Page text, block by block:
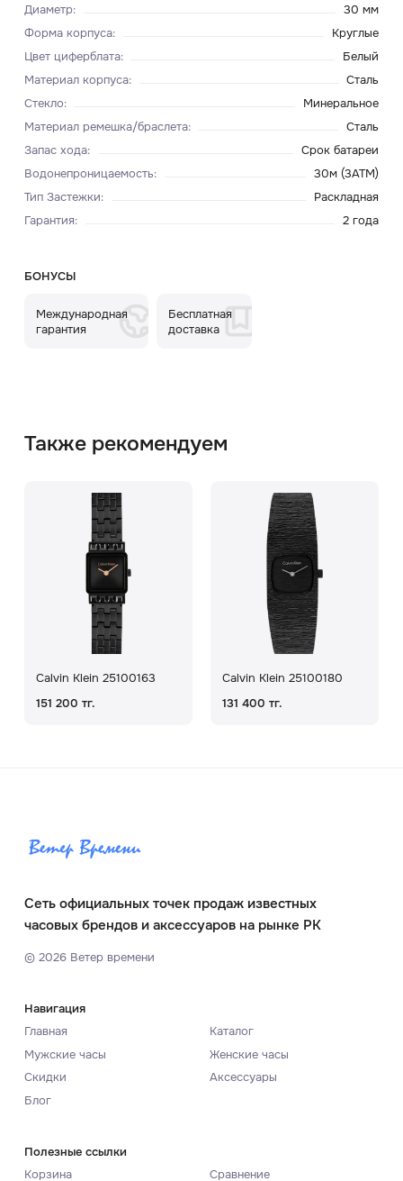
Диаметр:
30 мм
Форма корпуса:
Круглые
Цвет циферблата:
Белый
Материал корпуса:
Сталь
Стекло:
Минеральное
Материал ремешка/браслета:
Сталь
Запас хода:
Срок батареи
Водонепроницаемость:
30м (3ATM)
Тип Застежки:
Раскладная
Гарантия: 2 года
БОНУСЫ
Международная
гарантия
Бесплатная
доставка
Также рекомендуем
Calvin Klein 25100163
151 200 тг.
Calvin Klein 25100180
131 400 тг.
Сеть официальных точек продаж известных
часовых брендов и аксессуаров на рынке РК
© 2026Ветер времени
Навигация
Главная
Каталог
Мужские часы
Женские часы
Скидки
Аксессуары
Блог
Полезные ссылки
Корзина
Сравнение